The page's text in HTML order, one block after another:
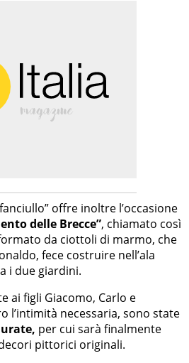
offre inoltre l’occasione
delle Brecce”, chiamato così
da ciottoli di marmo, che
fece costruire nell’ala
i due giardini.
ai figli Giacomo, Carlo e
l’intimità necessaria, sono state
per cui sarà finalmente
pittorici originali.